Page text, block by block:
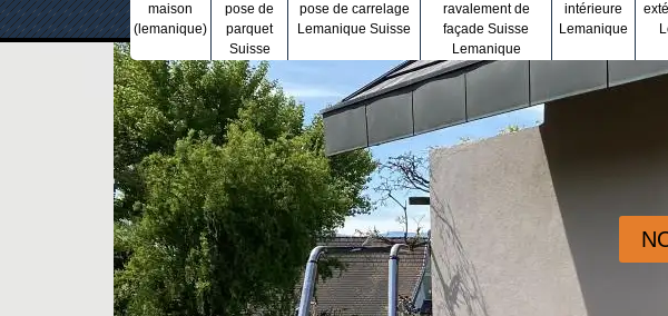
maison
(lemanique)
pose de
parquet
Suisse
pose de carrelage
Lemanique Suisse
ravalement de
façade Suisse
Lemanique
intérieure
Lemanique